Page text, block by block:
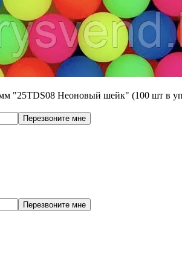
"25TDS08 Неоновый шейк" (100 шт в
Перезвоните мне
Перезвоните мне